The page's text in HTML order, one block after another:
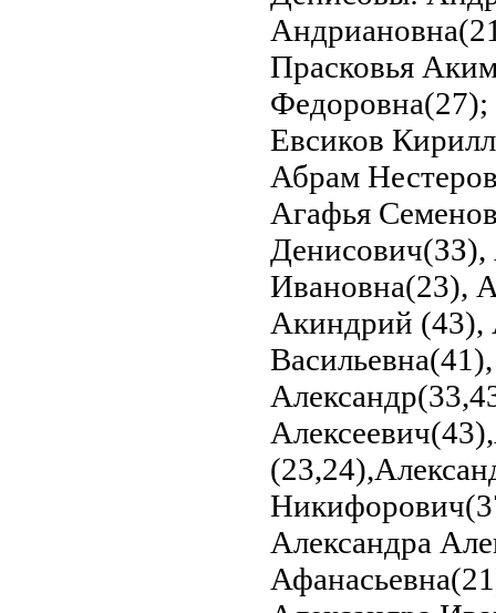
Прасковья
Федоровна(27);
Евсиков
Абрам
Агафья
Ивановна(23),
Акиндрий (43),
Александра